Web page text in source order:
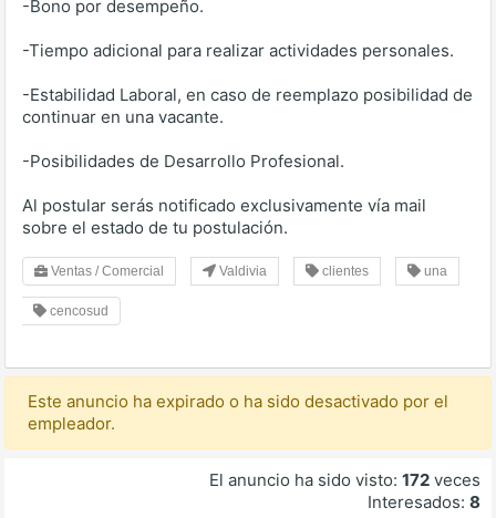
-Bono por desempeño.
-Tiempo adicional para realizar actividades personales.
-Estabilidad Laboral, en caso de reemplazo posibilidad de
continuar en una vacante.
-Posibilidades de Desarrollo Profesional.
Al postular serás notificado exclusivamente vía mail
sobre el estado de tu postulación.
Ventas / Comercial Valdivia clientes una
cencosud
Este anuncio ha expirado o ha sido desactivado por el
empleador.
El anuncio ha sido visto: 172 veces
Interesados: 8